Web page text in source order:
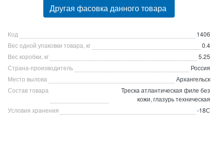
Другая фасовка данного товара
Код
1406
Вес одной упаковки товара, кг
0.4
Вес коробки, кг
5.25
Страна-производитель
Россия
Место вылова
Архангельск
Состав товара
Треска атлантическая филе без
кожи, глазурь техническая
Условия хранения
-18С